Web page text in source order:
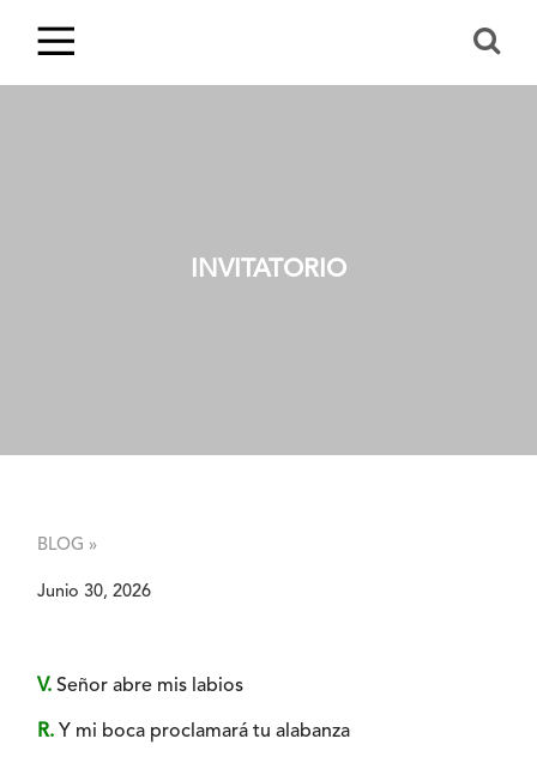
INVITATORIO
BLOG »
Junio 30, 2026
V. Señor abre mis labios
R. Y mi boca proclamará tu alabanza